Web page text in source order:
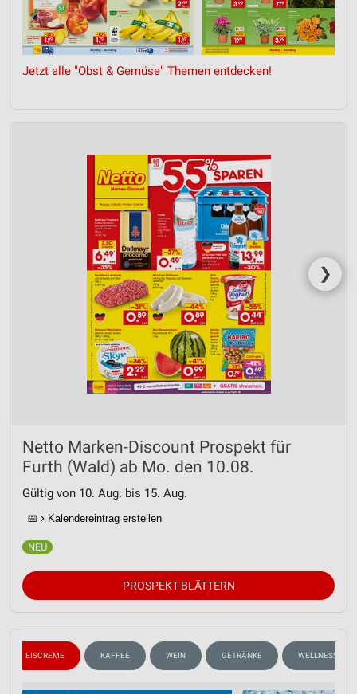
Jetzt alle "Obst & Gemüse" Themen entdecken!
❯
Netto Marken-Discount Prospekt für
Furth (Wald) ab Mo. den 10.08.
Gültig von 10. Aug. bis 15. Aug.
📅 Kalendereintrag erstellen
PROSPEKT BLÄTTERN
EISCREME KAFFEE WEIN GETRÄNKE WELLNESS FÜR